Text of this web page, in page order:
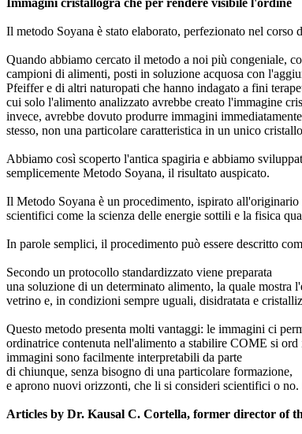
Immagini cristallogra che per rendere visibile l'ordine
Il metodo Soyana è stato elaborato, perfezionato nel
Quando abbiamo cercato il metodo a noi più congeniale,
campioni di alimenti, posti in soluzione acquosa con
Pfeiffer e di altri naturopati che hanno indagato a fini
cui solo l'alimento analizzato avrebbe creato l'immagine
invece, avrebbe dovuto produrre immagini
stesso, non una particolare caratteristica in un unico
Abbiamo così scoperto l'antica spagiria e abbiamo
semplicemente Metodo Soyana, il risultato auspicato.
Il Metodo Soyana è un procedimento, ispirato
scientifici come la scienza delle energie sottili e la fisica
In parole semplici, il procedimento può essere descritto
Secondo un protocollo standardizzato viene preparata
una soluzione di un determinato alimento, la quale mostra
vetrino e, in condizioni sempre uguali, disidratata e
Questo metodo presenta molti vantaggi: le immagini ci
ordinatrice contenuta nell'alimento a stabilire COME si
immagini sono facilmente interpretabili da parte
di chiunque, senza bisogno di una particolare formazione,
e aprono nuovi orizzonti, che li si consideri scientifici o
Articles by Dr. Kausal C. Cortella, former director of